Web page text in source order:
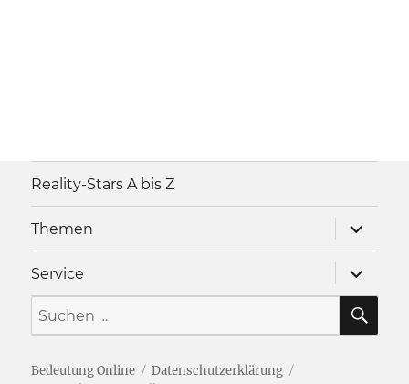
Reality-Stars A bis Z
Themen
anzeigen
Service
anzeigen
Suche
nach:
Bedeutung Online
Datenschutzerklärung